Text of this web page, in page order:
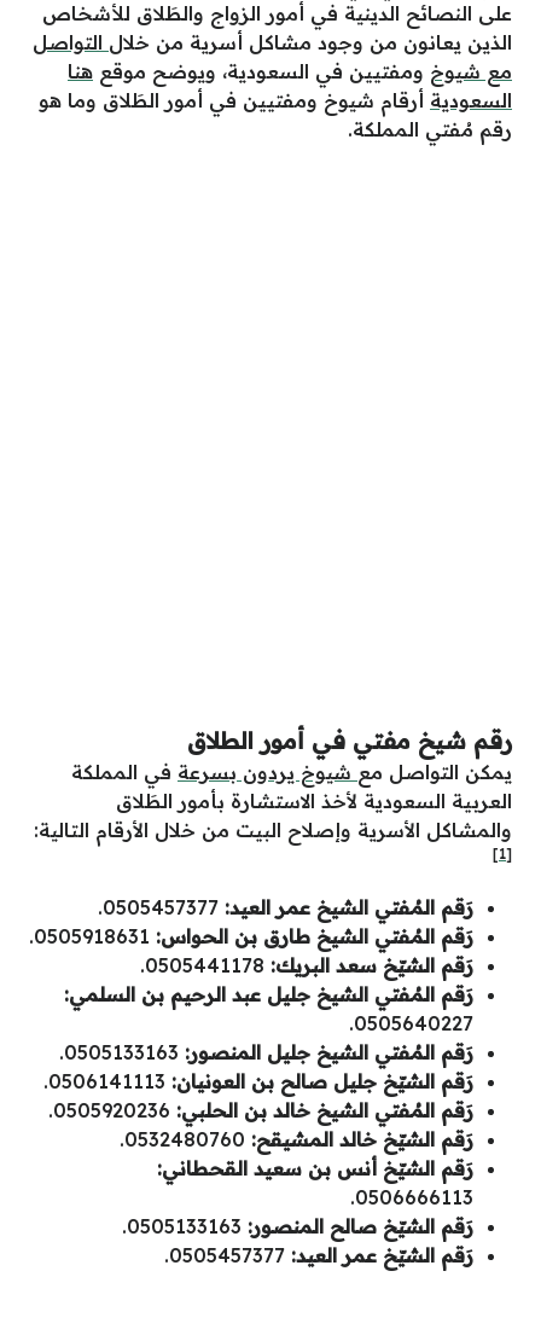
على النصائح الدينية في أمور الزواج والطَلاق للأشخاص
الذين يعانون من وجود مشاكل أسرية من خلال التواصل
مع شيوخ ومفتيين في السعودية، ويوضح موقع هنا
السعودية أرقام شيوخ ومفتيين في أمور الطَلاق وما هو
رقم مُفتي المملكة.
رقم شيخ مفتي في أمور الطلاق
يمكن التواصل مع شيوخ يردون بسرعة في المملكة
العربية السعودية لأخذ الاستشارة بأمور الطَلاق
والمشاكل الأسرية وإصلاح البيت من خلال الأرقام التالية:
[1]
رَقم المُفتي الشيخ عمر العيد:
رَقم المُفتي الشيخ طارق بن الحواس:
رَقم الشيّخ سعد البريك: 0505441178.
رَقم المُفتي الشيخ جليل عبد الرحيم بن السلمي:
0505640227.
رَقم المُفتي الشيخ جليل المنصور:
رَقم الشيّخ جليل صالح بن العونيان: 0506141113.
رَقم المُفتي الشيخ خالد بن الحلبي:
رَقم الشيّخ خالد المشيقح: 0532480760.
رَقم الشيّخ أنس بن سعيد القحطاني:
0506666113.
رَقم الشيّخ صالح المنصور: 0505133163.
رَقم الشيّخ عمر العيد: 0505457377.